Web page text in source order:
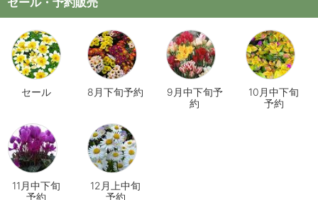
セール 8月下旬予約
9月中下旬予
約
10月中下旬
予約
11月中下旬
予約
12月上中旬
予約